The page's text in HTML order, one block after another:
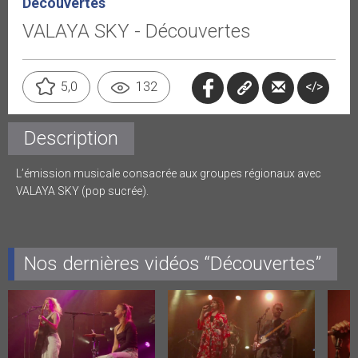
VALAYA SKY - Découvertes
</>
5,0 132
Description
L’émission musicale consacrée aux groupes régionaux avec
VALAYA SKY (pop sucrée).
Nos dernières vidéos “Découvertes”